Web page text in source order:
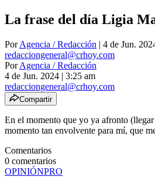
La frase del día Ligia
PorAgencia / Redacción | 4 de Jun.
redacciongeneral@crhoy.com
PorAgencia / Redacción
4 de Jun. 2024 | 3:25 am
redacciongeneral@crhoy.com
Compartir
En el momento que yo ya afronto
momento tan envolvente para mí, que
Comentarios
0 comentarios
OPINIÓNPRO